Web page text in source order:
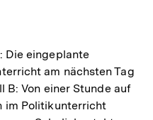
Die eingeplante
am nächsten Tag
B: Von einer Stunde auf
im Politikunterricht